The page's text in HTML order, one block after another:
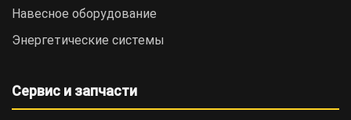
Навесное оборудование
Энергетические системы
Сервис и запчасти